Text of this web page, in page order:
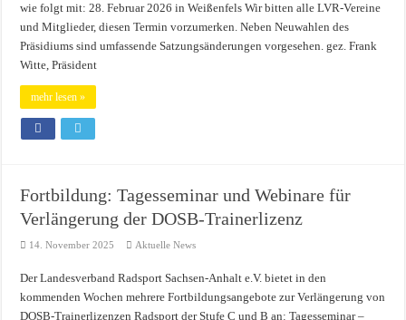
wie folgt mit: 28. Februar 2026 in Weißenfels Wir bitten alle LVR-Vereine
und Mitglieder, diesen Termin vorzumerken. Neben Neuwahlen des
Präsidiums sind umfassende Satzungsänderungen vorgesehen. gez. Frank
Witte, Präsident
mehr lesen »
Fortbildung: Tagesseminar und Webinare für
Verlängerung der DOSB-Trainerlizenz
14. November 2025 Aktuelle News
Der Landesverband Radsport Sachsen-Anhalt e.V. bietet in den
kommenden Wochen mehrere Fortbildungsangebote zur Verlängerung von
DOSB-Trainerlizenzen Radsport der Stufe C und B an: Tagesseminar –